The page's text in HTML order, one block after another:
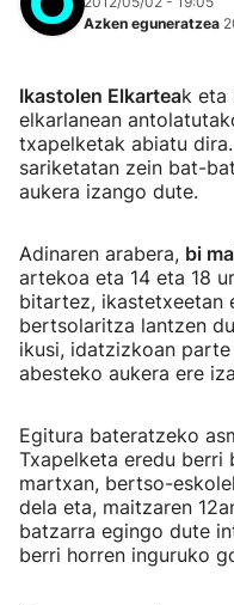
Azken eguneratzea
Ikastolen Elkarteak eta
elkarlanean
txapelketak abiatu
sariketatan zein bat-
aukera izango dute.
Adinaren arabera, bi
artekoa eta 14 eta 18
bitartez, ikastetxeetan
bertsolaritza lantzen
ikusi, idatzizkoan
abesteko aukera ere
Egitura bateratzeko
Txapelketa eredu berri
martxan, bertso-
dela eta, maitzaren
batzarra egingo dute
berri horren inguruko